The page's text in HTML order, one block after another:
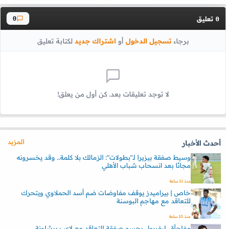
0 تعليق 0
برجاءتسجيل الدخول أواشتراك جديد لكتابة تعليق
لا توجد تعليقات بعد. كن أول من يعلق!
أحدث الأخبار
المزيد
وسيط صفقة بيزيرا لـ"بطولات": الزمالك بلا كلمة.. وقد يخسرونه
مجانًا بعد انسحاب شباب الأهلي
منذ 11 ساعة
خاص | بيراميدز يوقف مفاوضات ضم أسد الحملاوي ويتحرك
للتعاقد مع مهاجم البوسنة
منذ 10 ساعة